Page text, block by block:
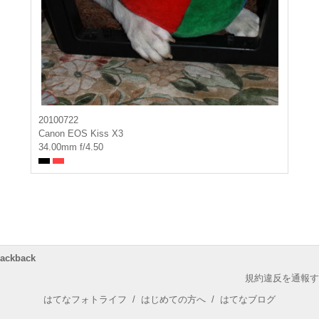
20100722
Canon EOS Kiss X3
34.00mm f/4.50
規約違反を通報
はてなフォトライフ / はじめての方へ / はてなブログ